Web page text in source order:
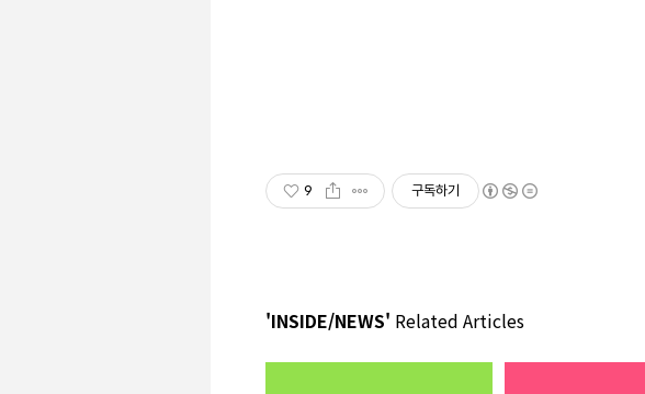
9 구독하기
'INSIDE/NEWS' Related Articles